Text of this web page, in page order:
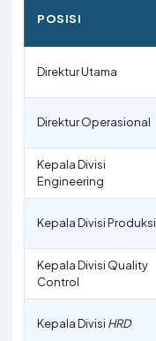
POSISI
Direktur Utama
Direktur Operasional
Kepala Divisi
Engineering
Kepala Divisi Produksi
Kepala Divisi Quality
Control
Kepala Divisi HRD